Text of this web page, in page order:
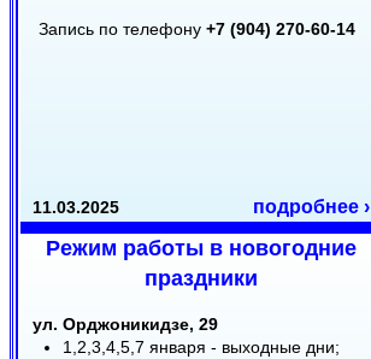
Запись по телефону +7 (904) 270-60-14
11.03.2025 подробнее ›
Режим работы в новогодние
праздники
ул. Орджоникидзе, 29
1,2,3,4,5,7 января - выходные дни;